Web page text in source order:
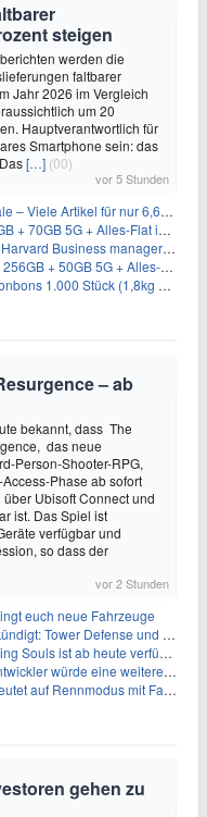
steigen
werden die
faltbarer
Jahr 2026 im Vergleich
um 20
Hauptverantwortlich für
Smartphone sein: das
[…] (00)
vor 5 Stunden
für nur 6,66€ – nur 48 Stunden
im Vodafone-Netz für 34,99€/Monat – eff. 4,65€/Monat
Digital-Kombi-Abo 1 Monat kostenlos
im Vodafone-Netz für 19,99€/Monat – eff. 0,61€/Monat
Stück (1,8kg Eimer) für 6,29€
– ab
bekannt, dass The
das neue
Person-Shooter-RPG,
Phase ab sofort
Ubisoft Connect und
ist. Das Spiel ist
verfügbar und
so dass der
vor 2 Stunden
euch neue Fahrzeuge
und Deckbuilding Kombo kehrt zurück
Souls ist ab heute verfügbar
weitere Verschiebung nicht überraschen
Rennmodus mit Fahrzeugen hin
gehen zu